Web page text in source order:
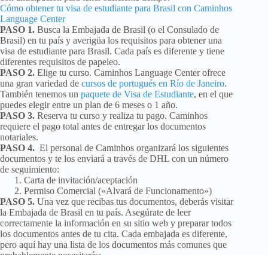
Cómo obtener tu visa de estudiante para Brasil con Caminhos
Language Center
PASO 1. Busca la Embajada de Brasil (o el Consulado de
Brasil) en tu país y averigüa los requisitos para obtener una
visa de estudiante para Brasil. Cada país es diferente y tiene
diferentes requisitos de papeleo.
PASO 2. Elige tu curso. Caminhos Language Center ofrece
una gran variedad de cursos de portugués en Río de Janeiro.
También tenemos un paquete de Visa de Estudiante, en el que
puedes elegir entre un plan de 6 meses o 1 año.
PASO 3. Reserva tu curso y realiza tu pago. Caminhos
requiere el pago total antes de entregar los documentos
notariales.
PASO 4. El personal de Caminhos organizará los siguientes
documentos y te los enviará a través de DHL con un número
de seguimiento:
Carta de invitación/aceptación
Permiso Comercial («Alvará de Funcionamento»)
PASO 5. Una vez que recibas tus documentos, deberás visitar
la Embajada de Brasil en tu país. Asegúrate de leer
correctamente la información en su sitio web y preparar todos
los documentos antes de tu cita. Cada embajada es diferente,
pero aquí hay una lista de los documentos más comunes que